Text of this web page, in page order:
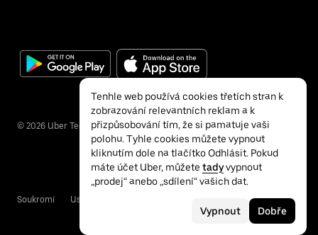
© 2026 Uber Technologies Inc.
Soukromí Usnadnění přístupu
Tenhle web používá cookies třetích stran k
zobrazování relevantních reklam a k
přizpůsobování tím, že si pamatuje vaši
polohu. Tyhle cookies můžete vypnout
kliknutím dole na tlačítko Odhlásit. Pokud
máte účet Uber, můžete tadyvypnout
„prodej“ anebo „sdílení“ vašich dat.
Vypnout Dobře